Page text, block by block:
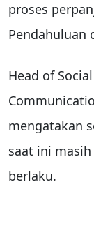
proses
Pendahuluan
Head of
mengatakan
saat ini
berlaku.